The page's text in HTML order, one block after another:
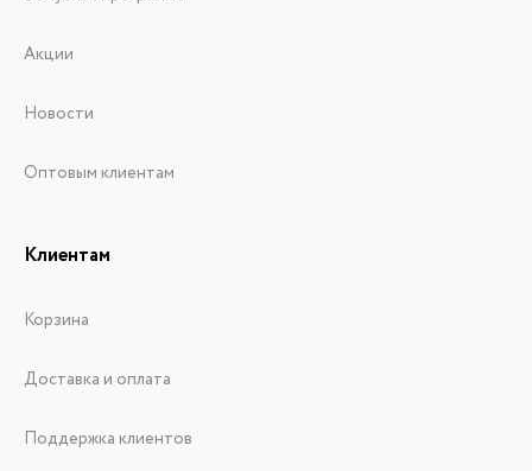
Акции
Новости
Оптовым клиентам
Клиентам
Корзина
Доставка и оплата
Поддержка клиентов